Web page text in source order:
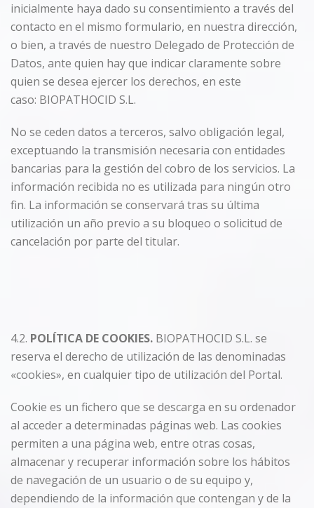
inicialmente haya dado su consentimiento a través del
contacto en el mismo formulario, en nuestra dirección,
o bien, a través de nuestro Delegado de Protección de
Datos, ante quien hay que indicar claramente sobre
quien se desea ejercer los derechos, en este
caso: BIOPATHOCID S.L.
No se ceden datos a terceros, salvo obligación legal,
exceptuando la transmisión necesaria con entidades
bancarias para la gestión del cobro de los servicios. La
información recibida no es utilizada para ningún otro
fin. La información se conservará tras su última
utilización un año previo a su bloqueo o solicitud de
cancelación por parte del titular.
4.2. POLÍTICA DE COOKIES. BIOPATHOCID S.L. se
reserva el derecho de utilización de las denominadas
«cookies», en cualquier tipo de utilización del Portal.
Cookie es un fichero que se descarga en su ordenador
al acceder a determinadas páginas web. Las cookies
permiten a una página web, entre otras cosas,
almacenar y recuperar información sobre los hábitos
de navegación de un usuario o de su equipo y,
dependiendo de la información que contengan y de la